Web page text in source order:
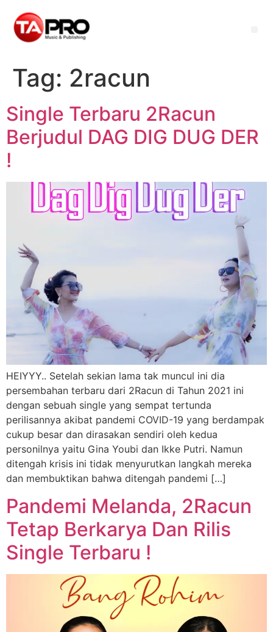
Tag: 2racun
Single Terbaru 2Racun
Berjudul DAG DIG DUG DER
!
HEIYYY.. Setelah sekian lama tak muncul ini dia
persembahan terbaru dari 2Racun di Tahun 2021 ini
dengan sebuah single yang sempat tertunda
perilisannya akibat pandemi COVID-19 yang berdampak
cukup besar dan dirasakan sendiri oleh kedua
personilnya yaitu Gina Youbi dan Ikke Putri. Namun
ditengah krisis ini tidak menyurutkan langkah mereka
dan membuktikan bahwa ditengah pandemi […]
Pandemi Melanda, 2Racun
Tetap Berkarya Dan Rilis
Single Terbaru !